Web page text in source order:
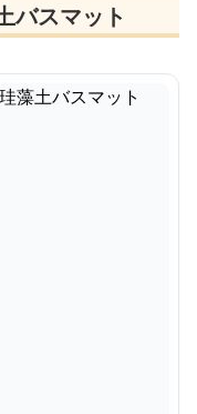
バスマット